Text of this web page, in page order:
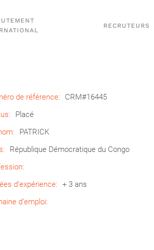
RECRUTEURS
de référence:
CRM#16445
Placé
PATRICK
République Démocratique du Congo
d’expérience:
+ 3 ans
d’emploi: